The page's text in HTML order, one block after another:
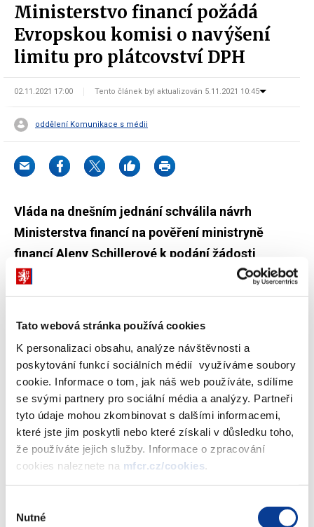
Tato webová stránka používá cookies
K personalizaci obsahu, analýze návštěvnosti a
poskytování funkcí sociálních médií využíváme soubory
cookie. Informace o tom, jak náš web používáte, sdílíme
se svými partnery pro sociální média a analýzy. Partneři
tyto údaje mohou zkombinovat s dalšími informacemi,
které jste jim poskytli nebo které získali v důsledku toho,
že používáte jejich služby. Informace o zpracování
cookies naleznete na mfcr.cz/cookies
souhlasu
Nutné
Ministerstvo financí požádá
Evropskou komisi o navýšení
limitu pro plátcovství DPH
02.11.2021 17:00 Tento článek byl aktualizován 5.11.2021 10:45
oddělení Komunikace s médii
Vláda na dnešním jednání schválila návrh
Ministerstva financí na pověření ministryně
financí Aleny Schillerové k podání žádosti
Evropské unii o zvýšení limitu obratu pro
osvobození od DPH. V případě schválení této
„Díky aktuálnímu pokroku ve vyjednávání na úrovni Evropské
komise můžeme zažádat o zvýšení limitu pro plátce DPH z
jednoho milionu na dva miliony. Záměrem našeho návrhu je
snížení administrativy a zjednodušení podnikání. Díky tomuto
opatření bude možné i zvýšit počet živnostníků, kteří budou moci
využít paušální daně,“ uvedla ministryně financí Alena Schillerová.
ročního obratu ve výši 1 000 000 Kč. Tato částka vychází z